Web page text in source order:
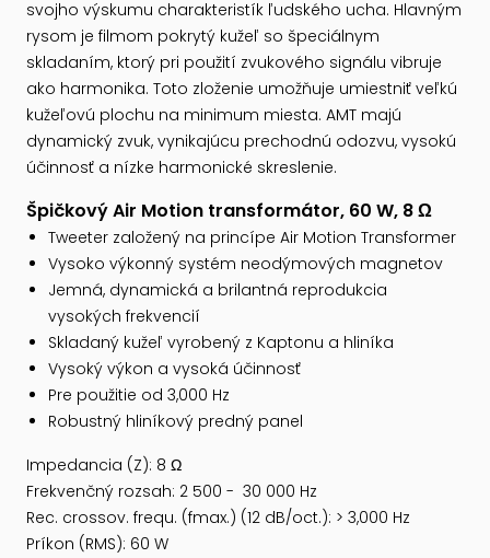
svojho výskumu charakteristík ľudského ucha. Hlavným
rysom je filmom pokrytý kužeľ so špeciálnym
skladaním, ktorý pri použití zvukového signálu vibruje
ako harmonika. Toto zloženie umožňuje umiestniť veľkú
kužeľovú plochu na minimum miesta. AMT majú
dynamický zvuk, vynikajúcu prechodnú odozvu, vysokú
účinnosť a nízke harmonické skreslenie.
Špičkový Air Motion transformátor, 60 W, 8 Ω
Tweeter založený na princípe Air Motion Transformer
Vysoko výkonný systém neodýmových magnetov
Jemná, dynamická a brilantná reprodukcia
vysokých frekvencií
Skladaný kužeľ vyrobený z Kaptonu a hliníka
Vysoký výkon a vysoká účinnosť
Pre použitie od 3,000 Hz
Robustný hliníkový predný panel
Impedancia (Z): 8 Ω
Frekvenčný rozsah: 2 500 - 30 000 Hz
Rec. crossov. frequ. (fmax.) (12 dB/oct.): > 3,000 Hz
Príkon (RMS): 60 W